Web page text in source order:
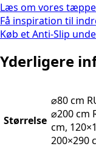
Læs om vores
Få inspiration til
Køb et Anti-Slip
Yderligere
Størrelse
⌀80 cm
⌀200 cm
cm,
200×290